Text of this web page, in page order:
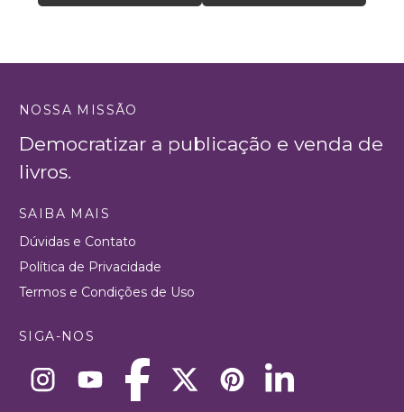
NOSSA MISSÃO
Democratizar a publicação e venda de
livros.
SAIBA MAIS
Dúvidas e Contato
Política de Privacidade
Termos e Condições de Uso
SIGA-NOS